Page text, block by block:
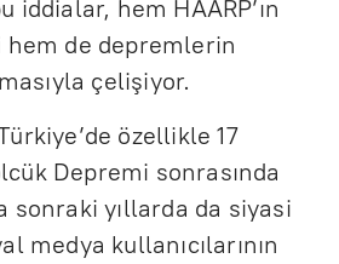
iddialar, hem HAARP’ın
de depremlerin
çelişiyor.
özellikle 17
Depremi sonrasında
sonraki yıllarda da siyasi
medya kullanıcılarının